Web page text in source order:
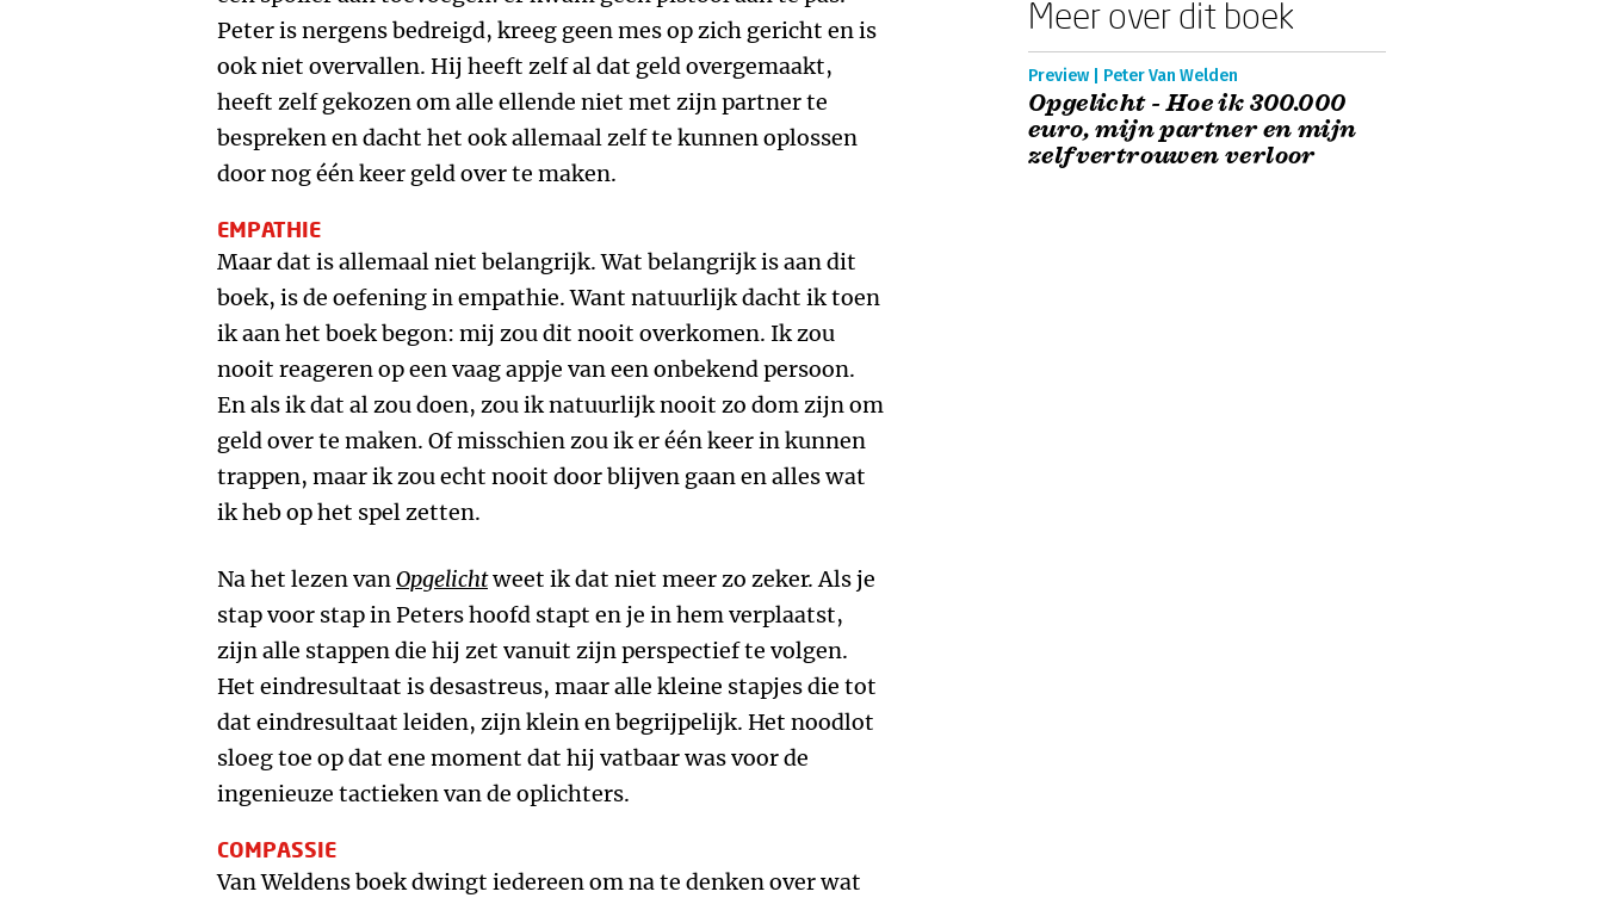
Peter is nergens bedreigd, kreeg geen mes op zich gericht en is
ook niet overvallen. Hij heeft zelf al dat geld overgemaakt,
heeft zelf gekozen om alle ellende niet met zijn partner te
bespreken en dacht het ook allemaal zelf te kunnen oplossen
door nog één keer geld over te maken.
EMPATHIE
Maar dat is allemaal niet belangrijk. Wat belangrijk is aan dit
boek, is de oefening in empathie. Want natuurlijk dacht ik toen
ik aan het boek begon: mij zou dit nooit overkomen. Ik zou
nooit reageren op een vaag appje van een onbekend persoon.
En als ik dat al zou doen, zou ik natuurlijk nooit zo dom zijn om
geld over te maken. Of misschien zou ik er één keer in kunnen
trappen, maar ik zou echt nooit door blijven gaan en alles wat
ik heb op het spel zetten.
Na het lezen vanOpgelichtweet ik dat niet meer zo zeker. Als je
stap voor stap in Peters hoofd stapt en je in hem verplaatst,
zijn alle stappen die hij zet vanuit zijn perspectief te volgen.
Het eindresultaat is desastreus, maar alle kleine stapjes die tot
dat eindresultaat leiden, zijn klein en begrijpelijk. Het noodlot
sloeg toe op dat ene moment dat hij vatbaar was voor de
ingenieuze tactieken van de oplichters.
COMPASSIE
Van Weldens boek dwingt iedereen om na te denken over wat
Meer over dit boek
Preview | Peter Van Welden
Opgelicht - Hoe ik 300.000
euro, mijn partner en mijn
zelfvertrouwen verloor